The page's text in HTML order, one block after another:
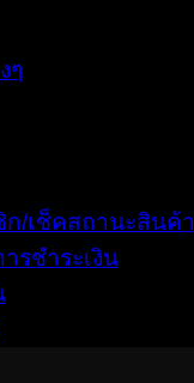
ๆ
/เช็คสถานะสินค้า
รชำระเงิน